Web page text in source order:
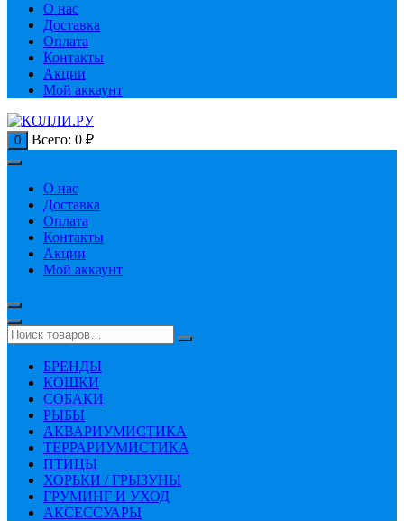
О нас
Доставка
Оплата
Контакты
Акции
Мой аккаунт
0 Всего: 0 ₽
О нас
Доставка
Оплата
Контакты
Акции
Мой аккаунт
БРЕНДЫ
КОШКИ
СОБАКИ
РЫБЫ
АКВАРИУМИСТИКА
ТЕРРАРИУМИСТИКА
ПТИЦЫ
ХОРЬКИ / ГРЫЗУНЫ
ГРУМИНГ И УХОД
АКСЕССУАРЫ